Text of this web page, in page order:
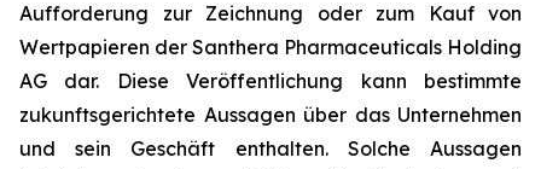
Aufforderung zur Zeichnung oder zum Kauf von
Wertpapieren der Santhera Pharmaceuticals Holding
AG dar. Diese Veröffentlichung kann bestimmte
zukunftsgerichtete Aussagen über das Unternehmen
und sein Geschäft enthalten. Solche Aussagen